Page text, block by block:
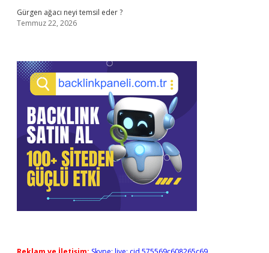
Gürgen ağacı neyi temsil eder ?
Temmuz 22, 2026